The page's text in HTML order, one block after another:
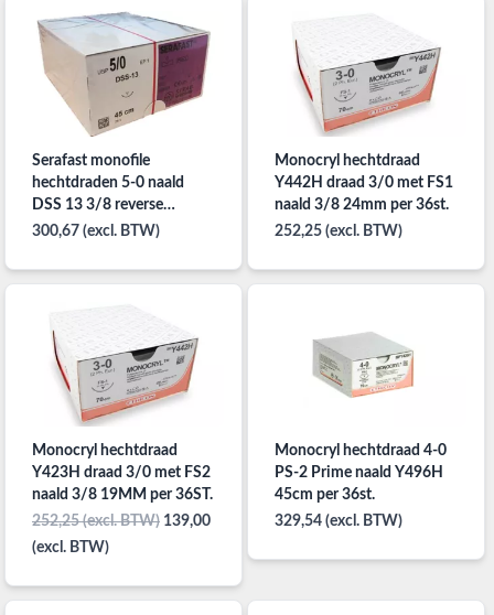
Serafast monofile
hechtdraden 5-0 naald
DSS 13 3/8 reverse
cutting per 24st.
300,67 (excl. BTW)
Monocryl hechtdraad
Y442H draad 3/0 met FS1
naald 3/8 24mm per 36st.
252,25 (excl. BTW)
Monocryl hechtdraad
Y423H draad 3/0 met FS2
naald 3/8 19MM per 36ST.
252,25 (excl. BTW) 139,00
(excl. BTW)
Monocryl hechtdraad 4-0
PS-2 Prime naald Y496H
45cm per 36st.
329,54 (excl. BTW)